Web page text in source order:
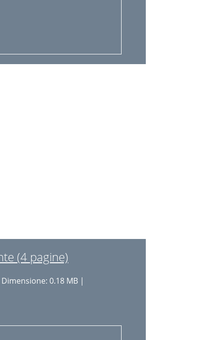
(4 pagine)
0.18 MB |